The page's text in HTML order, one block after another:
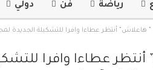
رياضة فن دولي
هاعلاش” أنتظر عطاءا وافرا للتشكيلة الجديدة
عطاءا وافرا